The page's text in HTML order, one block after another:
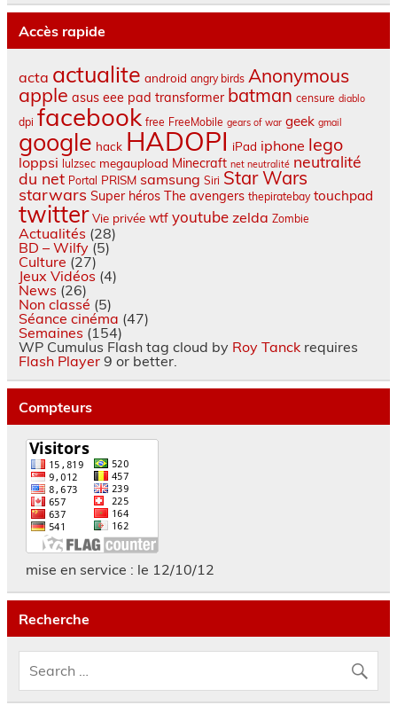
Accès rapide
acta actualite android angry birds Anonymous
apple asus eee pad transformer batman censure diablo
dpi facebook free FreeMobile gears of war geek gmail
google hack HADOPI iPad iphone lego
loppsi lulzsec megaupload Minecraft net neutralité neutralité
du net Portal PRISM samsung Siri Star Wars
starwars Super héros The avengers thepiratebay touchpad
twitter Vie privée wtf youtube zelda Zombie
Actualités (28)
BD – Wilfy(5)
Culture (27)
Jeux Vidéos (4)
News (26)
Non classé (5)
Séance cinéma (47)
Semaines (154)
WP Cumulus Flash tag cloud by Roy Tanckrequires
Flash Player9 or better.
Compteurs
mise en service : le 12/10/12
Recherche